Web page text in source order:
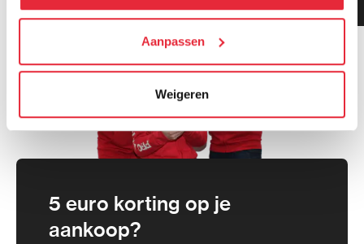
We werken samen met21 derden
die uw gegevens
kunnen ontvangen en verwerken.
Aanpassen
Weigeren
5 euro korting op je
aankoop?
gemiddeld!